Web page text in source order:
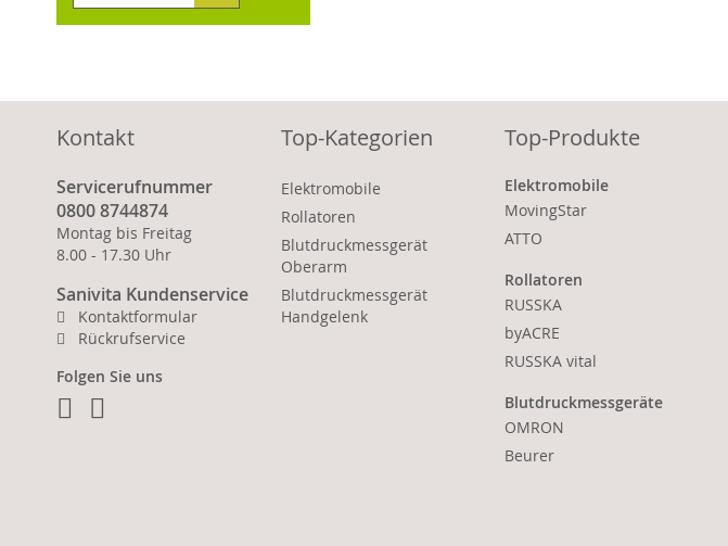
Kontakt
Servicerufnummer
0800 8744874
Montag bis Freitag
8.00 - 17.30 Uhr
Sanivita Kundenservice
Kontaktformular
Rückrufservice
Folgen Sie uns
Facebook
Top-Kategorien
Elektromobile
Rollatoren
Blutdruckmessgerät
Oberarm
Blutdruckmessgerät
Handgelenk
Top-Produkte
Elektromobile
MovingStar
ATTO
Rollatoren
RUSSKA
byACRE
RUSSKA vital
Blutdruckmessgeräte
OMRON
Beurer